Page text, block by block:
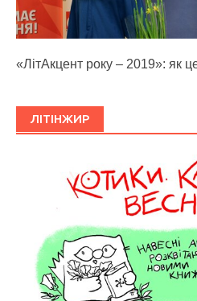
«ЛітАкцент року – 2019»: як
ЛІТІНЖИР